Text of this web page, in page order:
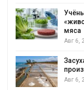
мяса
Авг 6,
Авг 6,